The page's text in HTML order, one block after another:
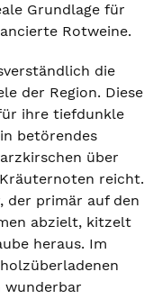
Grundlage für
Rotweine.
die
der Region. Diese
ihre tiefdunkle
betörendes
über
reicht.
der primär auf den
abzielt, kitzelt
heraus. Im
wunderbar